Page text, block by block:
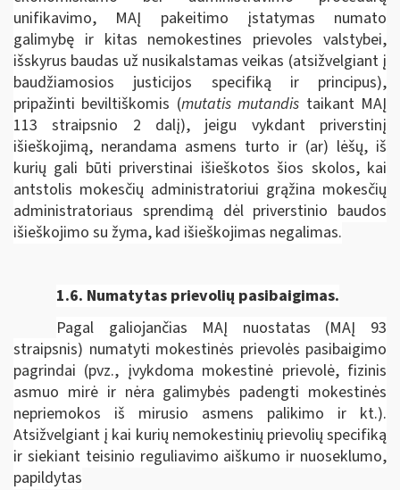
unifikavimo, MAĮ pakeitimo įstatymas numato
galimybę ir kitas nemokestines prievoles valstybei,
išskyrus baudas už nusikalstamas veikas (atsižvelgiant į
baudžiamosios justicijos specifiką ir principus),
pripažinti beviltiškomis (mutatis mutandis taikant MAĮ
113 straipsnio 2 dalį), jeigu vykdant priverstinį
išieškojimą, nerandama asmens turto ir (ar) lėšų, iš
kurių gali būti priverstinai išieškotos šios skolos, kai
antstolis mokesčių administratoriui grąžina mokesčių
administratoriaus sprendimą dėl priverstinio baudos
išieškojimo su žyma, kad išieškojimas negalimas.
1.6. Numatytas prievolių pasibaigimas.
Pagal galiojančias MAĮ nuostatas (MAĮ 93
straipsnis) numatyti mokestinės prievolės pasibaigimo
pagrindai (pvz., įvykdoma mokestinė prievolė, fizinis
asmuo mirė ir nėra galimybės padengti mokestinės
nepriemokos iš mirusio asmens palikimo ir kt.).
Atsižvelgiant į kai kurių nemokestinių prievolių specifiką
ir siekiant teisinio reguliavimo aiškumo ir nuoseklumo,
papildytas